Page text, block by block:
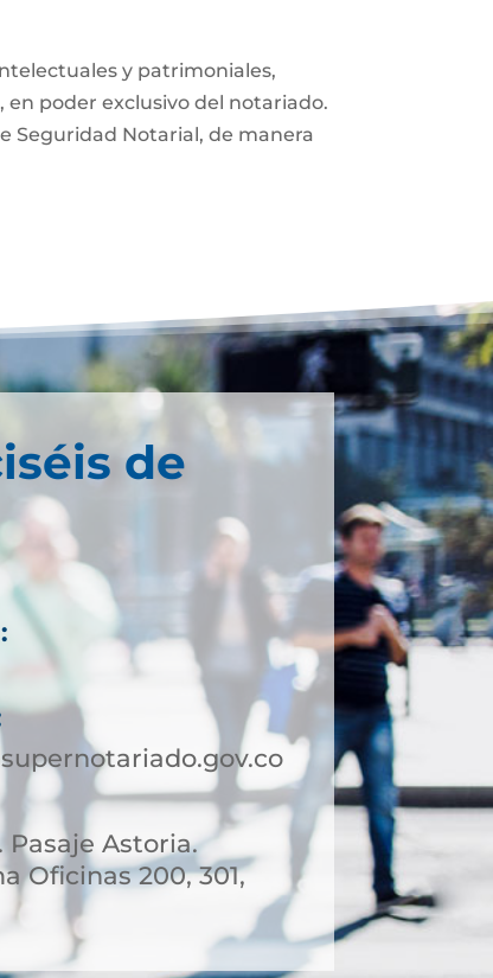
y patrimoniales,
poder exclusivo del notariado.
Seguridad Notarial, de manera
de
Pasaje Astoria.
Oficinas 200, 301,